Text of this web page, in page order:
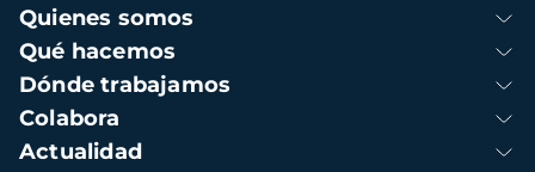
Navegación
principal
Quienes somos
Qué hacemos
Dónde trabajamos
Colabora
Actualidad